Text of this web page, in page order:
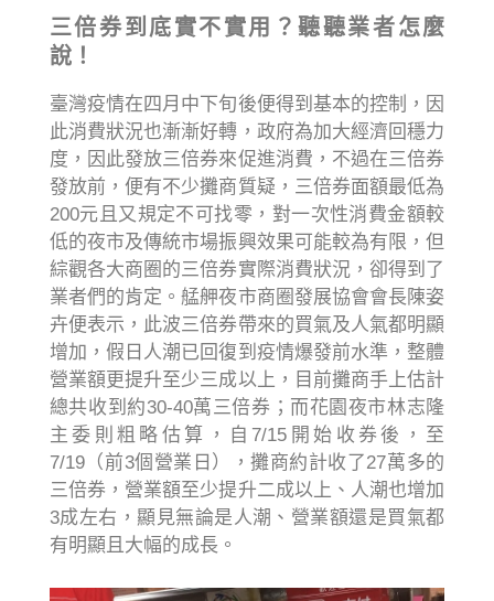
三倍券到底實不實用？聽聽業者怎麼
說！
臺灣疫情在四月中下旬後便得到基本的控制，因
此消費狀況也漸漸好轉，政府為加大經濟回穩力
度，因此發放三倍券來促進消費，不過在三倍券
發放前，便有不少攤商質疑，三倍券面額最低為
200元且又規定不可找零，對一次性消費金額較
低的夜市及傳統市場振興效果可能較為有限，但
綜觀各大商圈的三倍券實際消費狀況，卻得到了
業者們的肯定。艋舺夜市商圈發展協會會長陳姿
卉便表示，此波三倍券帶來的買氣及人氣都明顯
增加，假日人潮已回復到疫情爆發前水準，整體
營業額更提升至少三成以上，目前攤商手上估計
總共收到約30-40萬三倍券；而花園夜市林志隆
主委則粗略估算，自7/15開始收券後，至
7/19（前3個營業日），攤商約計收了27萬多的
三倍券，營業額至少提升二成以上、人潮也增加
3成左右，顯見無論是人潮、營業額還是買氣都
有明顯且大幅的成長。